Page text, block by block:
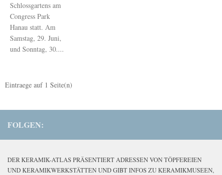
Schlossgartens am
Congress Park
Hanau statt. Am
Samstag, 29. Juni,
und Sonntag, 30....
Eintraege auf 1 Seite(n)
FOLGEN:
DER KERAMIK-ATLAS PRÄSENTIERT ADRESSEN VON TÖPFEREIEN
UND KERAMIKWERKSTÄTTEN UND GIBT INFOS ZU KERAMIKMUSEEN,